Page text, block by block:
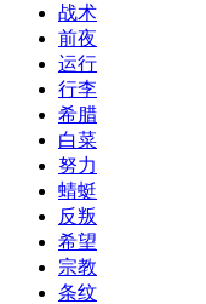
战术
前夜
运行
行李
希腊
白菜
努力
蜻蜓
反叛
希望
宗教
条纹